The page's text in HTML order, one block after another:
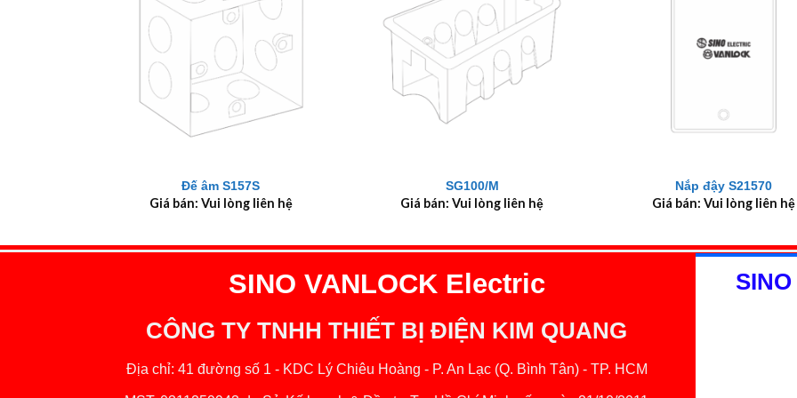
Đế âm S157S
Giá bán: Vui lòng liên hệ
SG100/M
Giá bán: Vui lòng liên hệ
Nắp đậy S21570
Giá bán: Vui lòng liên hệ
SINO VANLOCK Electric
CÔNG TY TNHH THIẾT BỊ ĐIỆN KIM QUANG
Địa chỉ: 41 đường số 1 - KDC Lý Chiêu Hoàng - P. An Lạc (Q. Bình Tân) - TP. HCM